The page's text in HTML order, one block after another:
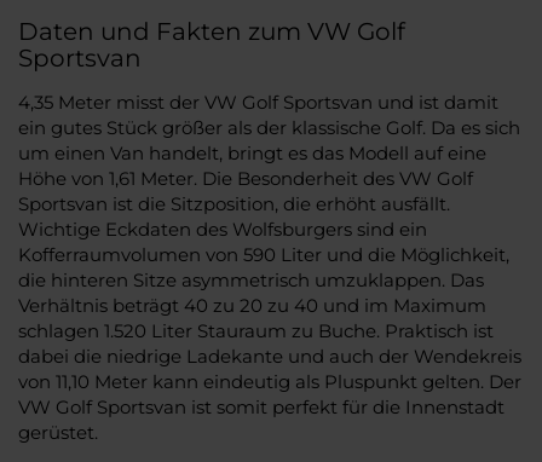
Daten und Fakten zum VW Golf
Sportsvan
4,35 Meter misst der VW Golf Sportsvan und ist damit
ein gutes Stück größer als der klassische Golf. Da es sich
um einen Van handelt, bringt es das Modell auf eine
Höhe von 1,61 Meter. Die Besonderheit des VW Golf
Sportsvan ist die Sitzposition, die erhöht ausfällt.
Wichtige Eckdaten des Wolfsburgers sind ein
Kofferraumvolumen von 590 Liter und die Möglichkeit,
die hinteren Sitze asymmetrisch umzuklappen. Das
Verhältnis beträgt 40 zu 20 zu 40 und im Maximum
schlagen 1.520 Liter Stauraum zu Buche. Praktisch ist
dabei die niedrige Ladekante und auch der Wendekreis
von 11,10 Meter kann eindeutig als Pluspunkt gelten. Der
VW Golf Sportsvan ist somit perfekt für die Innenstadt
gerüstet.